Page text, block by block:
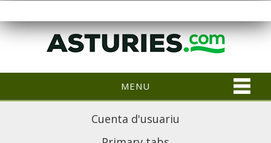
MENU
Cuenta d'usuariu